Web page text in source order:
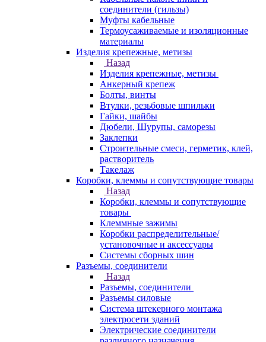
соединители (гильзы)
Муфты кабельные
Термоусаживаемые и изоляционные
материалы
Изделия крепежные, метизы
Назад
Изделия крепежные, метизы
Анкерный крепеж
Болты, винты
Втулки, резьбовые шпильки
Гайки, шайбы
Дюбели, Шурупы, саморезы
Заклепки
Строительные смеси, герметик, клей,
растворитель
Такелаж
Коробки, клеммы и сопутствующие товары
Назад
Коробки, клеммы и сопутствующие
товары
Клеммные зажимы
Коробки распределительные/
установочные и аксессуары
Системы сборных шин
Разъемы, соединители
Назад
Разъемы, соединители
Разъемы силовые
Система штекерного монтажа
электросети зданий
Электрические соединители